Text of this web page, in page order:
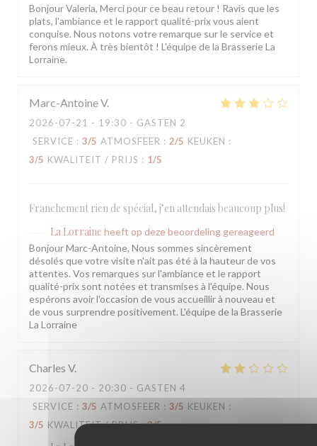
Bonjour Valeria, Merci pour ce beau retour ! Ravis que les
plats, l'ambiance et le rapport qualité-prix vous aient
conquise. Nous notons votre remarque sur le service et
ferons mieux. À très bientôt ! L'équipe de la Brasserie La
Lorraine.
Marc-AntoineV
2026-07-21 - 19:30 - GASTEN 2
SERVICE : 3/5 ATMOSFEER : 2/5 KEUKEN :
3/5 KWALITEIT / PRIJS : 1/5
Franchement rien de spécial, j’en attendais beaucoup plus!
La Lorraine heeft op deze beoordeling gereageerd
Bonjour Marc-Antoine, Nous sommes sincèrement
désolés que votre visite n'ait pas été à la hauteur de vos
attentes. Vos remarques sur l'ambiance et le rapport
qualité-prix sont notées et transmises à l'équipe. Nous
espérons avoir l'occasion de vous accueillir à nouveau et
de vous surprendre positivement. L'équipe de la Brasserie
La Lorraine
Charles V
2026-07-20 - 20:30 - GASTEN 4
SERVICE : 3/5 ATMOSFEER : 3/5 KEUKEN :
3/5 KWALITEIT / PRIJS: 3/5